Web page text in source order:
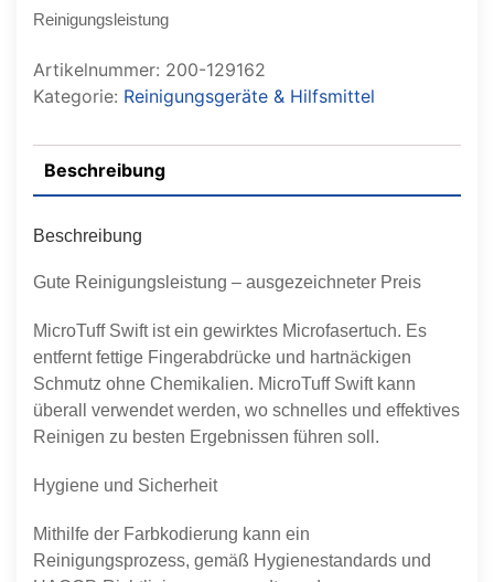
Reinigungsleistung
Artikelnummer: 200-129162
Kategorie: Reinigungsgeräte & Hilfsmittel
Beschreibung
Beschreibung
Gute Reinigungsleistung – ausgezeichneter Preis
MicroTuff Swift ist ein gewirktes Microfasertuch. Es
entfernt fettige Fingerabdrücke und hartnäckigen
Schmutz ohne Chemikalien. MicroTuff Swift kann
überall verwendet werden, wo schnelles und effektives
Reinigen zu besten Ergebnissen führen soll.
Hygiene und Sicherheit
Mithilfe der Farbkodierung kann ein
Reinigungsprozess, gemäß Hygienestandards und